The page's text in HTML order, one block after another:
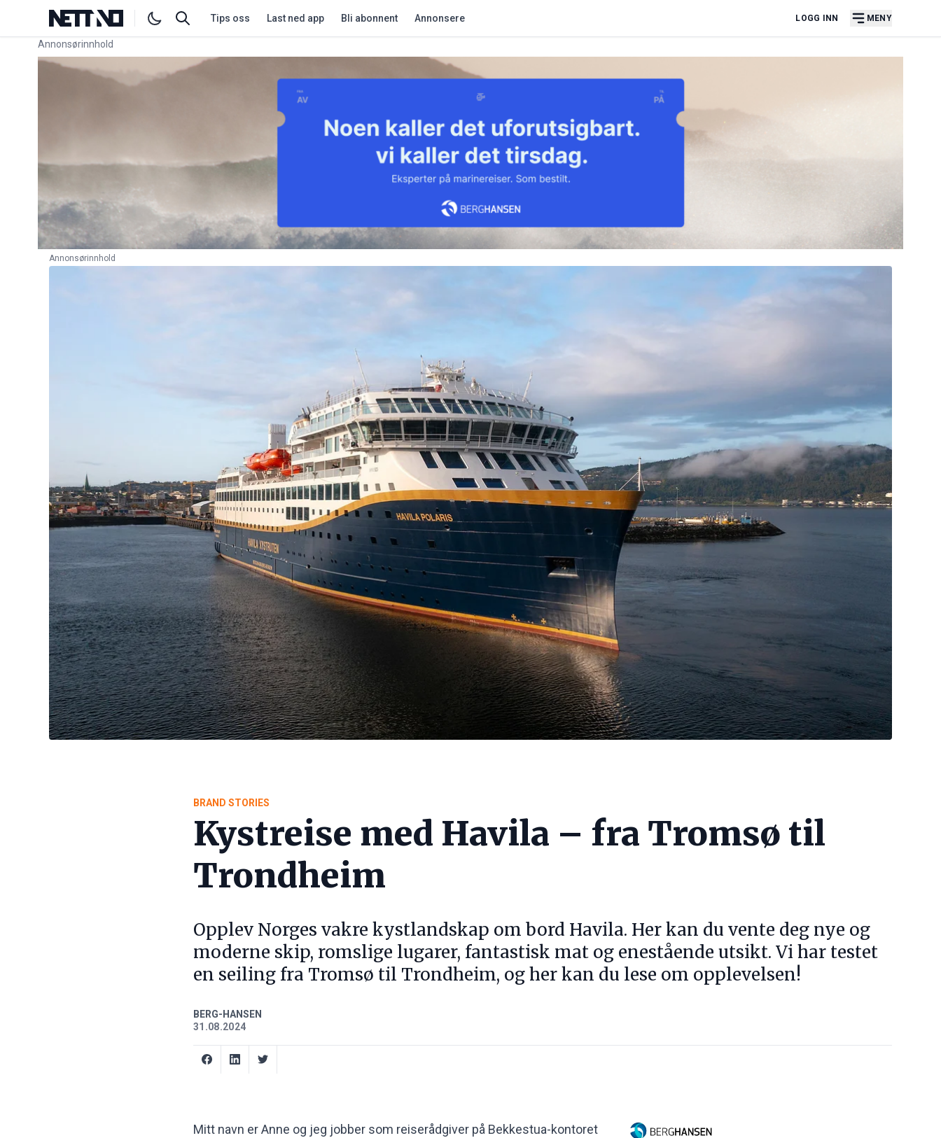
Tips oss Last ned app Bli abonnent Annonsere LOGG INN MENY
Annonsørinnhold
Link for annonse
Annonsørinnhold
BRAND STORIES
Kystreise med Havila – fra Tromsø til
Trondheim
Opplev Norges vakre kystlandskap om bord Havila. Her kan du vente deg nye og
moderne skip, romslige lugarer, fantastisk mat og enestående utsikt. Vi har testet
en seiling fra Tromsø til Trondheim, og her kan du lese om opplevelsen!
BERG-HANSEN
31.08.2024
Mitt navn er Anne og jeg jobber som reiserådgiver på Bekkestua-kontoret